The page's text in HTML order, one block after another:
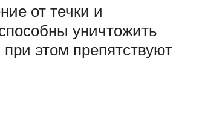
от течки и
уничтожить
этом препятствуют